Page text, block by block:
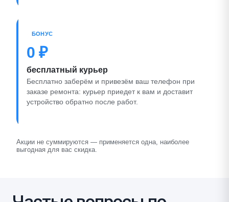
БОНУС
0 ₽
бесплатный курьер
Бесплатно заберём и привезём ваш телефон при
заказе ремонта: курьер приедет к вам и доставит
устройство обратно после работ.
Акции не суммируются — применяется одна, наиболее
выгодная для вас скидка.